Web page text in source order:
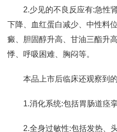
2.少见的不良反应有:急性
下降、血红蛋白减少、中性料
癜、胆固醇升高、甘油三酯升
悸、呼吸困难、胸闷等。
本品上市后临床还观察到
1.消化系统:包括胃肠道痉
2.全身过敏性:包括发热、